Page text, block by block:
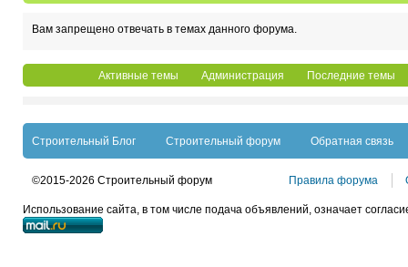
Вам запрещено отвечать в темах данного форума.
Активные темы Администрация Последние темы
Строительный Блог Строительный форум Обратная связь
©2015-2026 Строительный форум Правила форума
Использование сайта, в том числе подача объявлений, означает